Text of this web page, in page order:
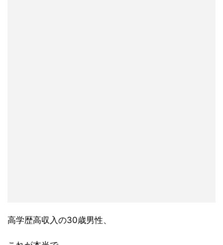
高学歴高収入の30歳男性、